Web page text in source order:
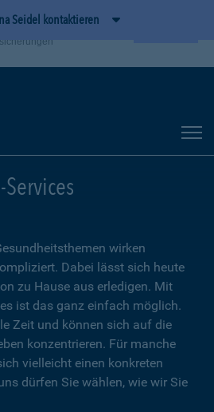
Seidel kontaktieren
wirken
Dabei lässt sich heute
zu Hause aus erledigen. Mit
ist das ganz einfach möglich.
Zeit und können sich auf die
konzentrieren. Für manche
vielleicht einen konkreten
dürfen Sie wählen, wie wir Sie